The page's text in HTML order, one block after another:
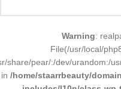
Warning:
File(/usr/local/
share/pear/:/dev/urandom:/
in /home/staarrbeauty/